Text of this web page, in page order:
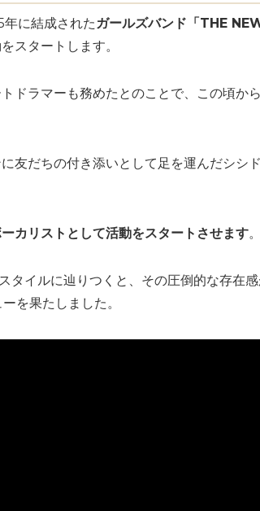
に結成されたガールズバンド「THE
スタートします。
ドラマーも務めたとのことで、この頃か
友だちの付き添いとして足を運んだシシ
カリストとして活動をスタートさせます。
タイルに辿りつくと、その圧倒的な存在感
を果たしました。